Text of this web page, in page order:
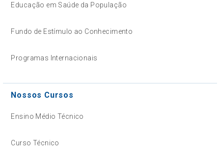
Educação em Saúde da População
Fundo de Estímulo ao Conhecimento
Programas Internacionais
Nossos Cursos
Ensino Médio Técnico
Curso Técnico